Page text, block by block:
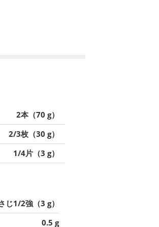
2本（70 g）
2/3枚（30 g）
1/4片（3 g）
じ1/2強（3 g）
0.5 g